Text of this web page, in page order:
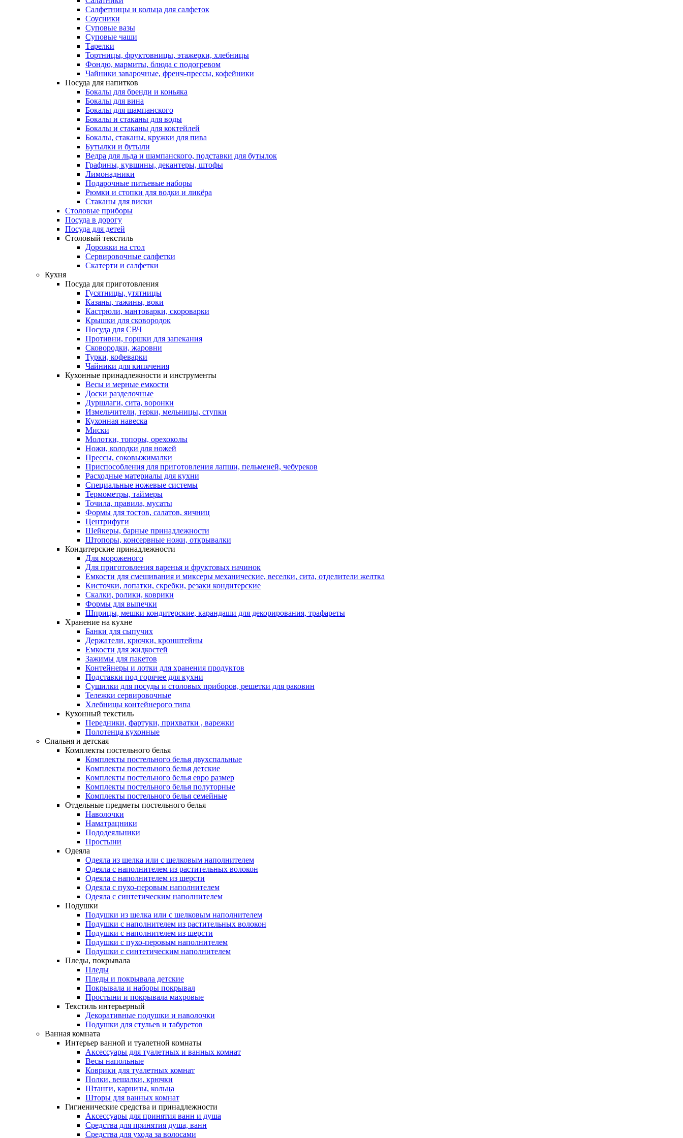
Салфетницы и кольца для салфеток
Соусники
Суповые вазы
Суповые чаши
Тарелки
Тортницы, фруктовницы, этажерки, хлебницы
Фондю, мармиты, блюда с подогревом
Чайники заварочные, френч-прессы, кофейники
Посуда для напитков
Бокалы для бренди и коньяка
Бокалы для вина
Бокалы для шампанского
Бокалы и стаканы для воды
Бокалы и стаканы для коктейлей
Бокалы, стаканы, кружки для пива
Бутылки и бутыли
Ведра для льда и шампанского, подставки для бутылок
Графины, кувшины, декантеры, штофы
Лимонадники
Подарочные питьевые наборы
Рюмки и стопки для водки и ликёра
Стаканы для виски
Столовые приборы
Посуда в дорогу
Посуда для детей
Столовый текстиль
Дорожки на стол
Сервировочные салфетки
Скатерти и салфетки
Кухня
Посуда для приготовления
Гусятницы, утятницы
Казаны, тажины, воки
Кастрюли, мантоварки, скороварки
Крышки для сковородок
Посуда для СВЧ
Противни, горшки для запекания
Сковородки, жаровни
Турки, кофеварки
Чайники для кипячения
Кухонные принадлежности и инструменты
Весы и мерные емкости
Доски разделочные
Дуршлаги, сита, воронки
Измельчители, терки, мельницы, ступки
Кухонная навеска
Миски
Молотки, топоры, орехоколы
Ножи, колодки для ножей
Прессы, соковыжималки
Приспособления для приготовления лапши, пельменей, чебуреков
Расходные материалы для кухни
Специальные ножевые системы
Термометры, таймеры
Точила, правила, мусаты
Формы для тостов, салатов, яичниц
Центрифуги
Шейкеры, барные принадлежности
Штопоры, консервные ножи, открывалки
Кондитерские принадлежности
Для мороженого
Для приготовления варенья и фруктовых начинок
Емкости для смешивания и миксеры механические, веселки, сита, отделители желтка
Кисточки, лопатки, скребки, резаки кондитерские
Скалки, ролики, коврики
Формы для выпечки
Шприцы, мешки кондитерские, карандаши для декорирования, трафареты
Хранение на кухне
Банки для сыпучих
Держатели, крючки, кронштейны
Емкости для жидкостей
Зажимы для пакетов
Контейнеры и лотки для хранения продуктов
Подставки под горячее для кухни
Сушилки для посуды и столовых приборов, решетки для раковин
Тележки сервировочные
Хлебницы контейнерого типа
Кухонный текстиль
Передники, фартуки, прихватки , варежки
Полотенца кухонные
Спальня и детская
Комплекты постельного белья
Комплекты постельного белья двухспальные
Комплекты постельного белья детские
Комплекты постельного белья евро размер
Комплекты постельного белья полуторные
Комплекты постельного белья семейные
Отдельные предметы постельного белья
Наволочки
Наматрацники
Пододеяльники
Простыни
Одеяла
Одеяла из шелка или с шелковым наполнителем
Одеяла с наполнителем из растительных волокон
Одеяла с наполнителем из шерсти
Одеяла с пухо-перовым наполнителем
Одеяла с синтетическим наполнителем
Подушки
Подушки из шелка или с шелковым наполнителем
Подушки с наполнителем из растительных волокон
Подушки с наполнителем из шерсти
Подушки с пухо-перовым наполнителем
Подушки с синтетическим наполнителем
Пледы, покрывала
Пледы
Пледы и покрывала детские
Покрывала и наборы покрывал
Простыни и покрывала махровые
Текстиль интерьерный
Декоративные подушки и наволочки
Подушки для стульев и табуретов
Ванная комната
Интерьер ванной и туалетной комнаты
Аксессуары для туалетных и ванных комнат
Весы напольные
Коврики для туалетных комнат
Полки, вешалки, крючки
Штанги, карнизы, кольца
Шторы для ванных комнат
Гигиенические средства и принадлежности
Аксессуары для принятия ванн и душа
Средства для принятия душа, ванн
Средства для ухода за волосами